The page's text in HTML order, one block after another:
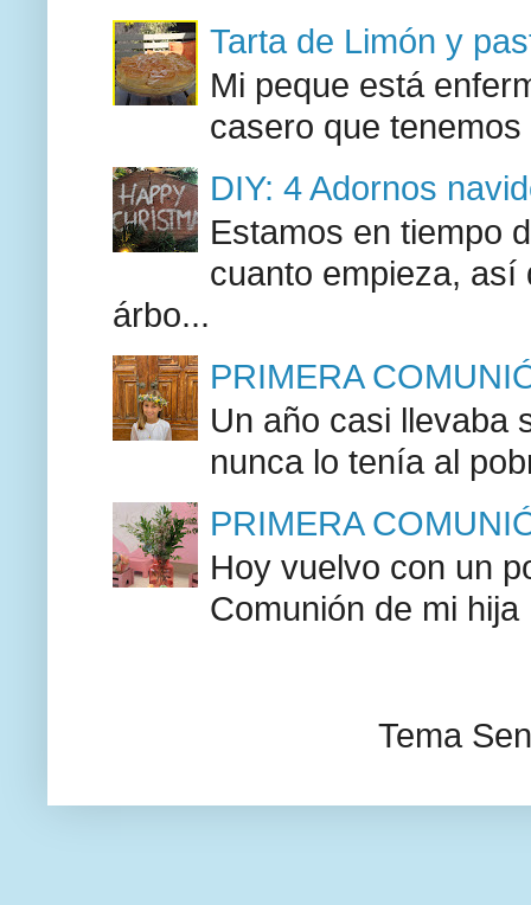
Tarta de Limón y
Mi peque está
casero que
DIY: 4 Adornos
Estamos en tiempo
cuanto empieza, así
árbo...
PRIMERA
Un año casi llevaba
nunca lo tenía al
PRIMERA
Hoy vuelvo con un
Comunión de mi
Tema